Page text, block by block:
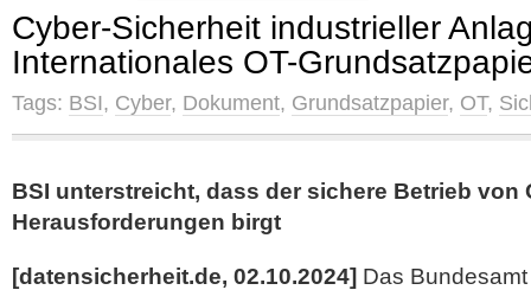
Cyber-Sicherheit industrieller
Internationales OT-
Tags: BSI, Cyber, Dokument, Grundsatzpapier, OT,
BSI unterstreicht, dass der sichere Betrieb von
Herausforderungen birgt
[datensicherheit.de, 02.10.2024] Das